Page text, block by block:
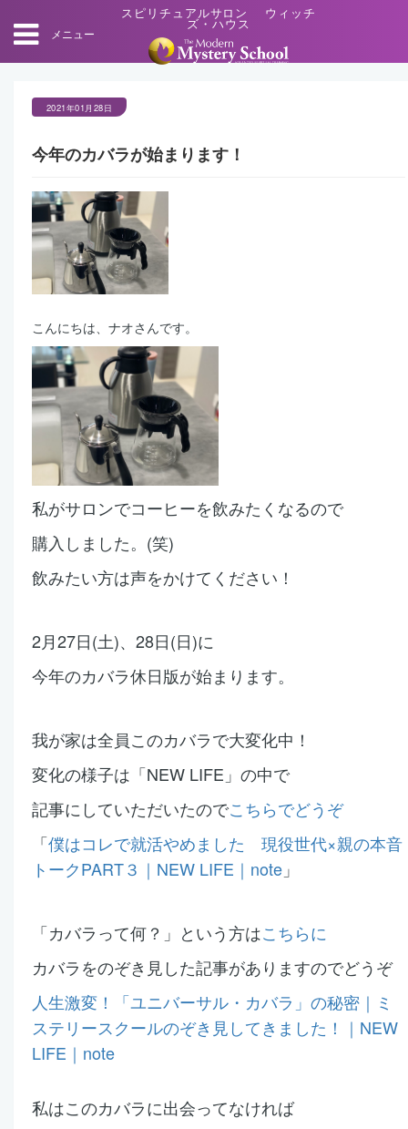
メニュー
スピリチュアルサロン ウィッチ
ズ・ハウス
2021年01月28日
今年のカバラが始まります！
こんにちは、ナオさんです。
私がサロンでコーヒーを飲みたくなるので
購入しました。(笑)
飲みたい方は声をかけてください！
2月27日(土)、28日(日)に
今年のカバラ休日版が始まります。
我が家は全員このカバラで大変化中！
変化の様子は「NEW LIFE」の中で
記事にしていただいたのでこちらでどうぞ
「僕はコレで就活やめました 現役世代×親の本音
トークPART３｜NEW LIFE｜note 」
「カバラって何？」という方はこちらに
カバラをのぞき見した記事がありますのでどうぞ
人生激変！「ユニバーサル・カバラ」の秘密｜ミ
ステリースクールのぞき見してきました！｜NEW
LIFE｜note
私はこのカバラに出会ってなければ